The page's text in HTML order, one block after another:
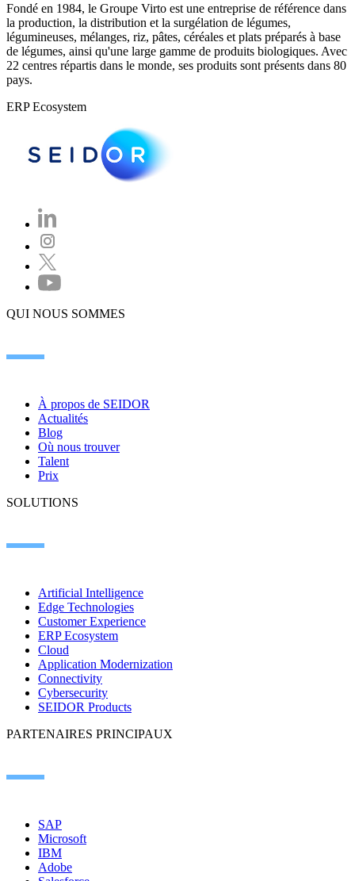
Fondé en 1984, le Groupe Virto est une entreprise de référence dans
la production, la distribution et la surgélation de légumes,
légumineuses, mélanges, riz, pâtes, céréales et plats préparés à base
de légumes, ainsi qu'une large gamme de produits biologiques. Avec
22 centres répartis dans le monde, ses produits sont présents dans 80
pays.
ERP Ecosystem
QUI NOUS SOMMES
À propos de SEIDOR
Actualités
Blog
Où nous trouver
Talent
Prix
SOLUTIONS
Artificial Intelligence
Edge Technologies
Customer Experience
ERP Ecosystem
Cloud
Application Modernization
Connectivity
Cybersecurity
SEIDOR Products
PARTENAIRES PRINCIPAUX
SAP
Microsoft
IBM
Adobe